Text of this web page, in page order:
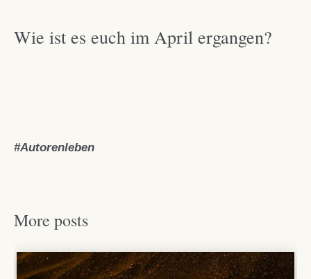
Wie ist es euch im April ergangen?
Autorenleben
More posts